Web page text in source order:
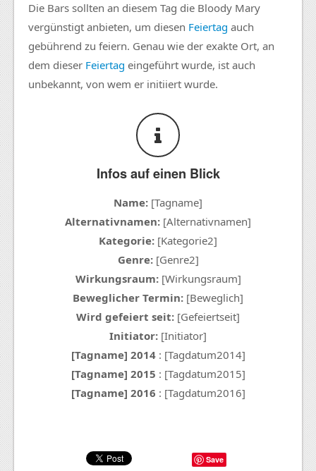
Die Bars sollten an diesem Tag die Bloody Mary
vergünstigt anbieten, um diesen Feiertag auch
gebührend zu feiern. Genau wie der exakte Ort, an
dem dieser Feiertag eingeführt wurde, ist auch
unbekannt, von wem er initiiert wurde.
Infos auf einen Blick
Name: [Tagname]
Alternativnamen: [Alternativnamen]
Kategorie: [Kategorie2]
Genre:[Genre2]
Wirkungsraum:[Wirkungsraum]
Beweglicher Termin: [Beweglich]
Wird gefeiert seit: [Gefeiertseit]
Initiator: [Initiator]
[Tagname] 2014 : [Tagdatum2014]
[Tagname] 2015 : [Tagdatum2015]
[Tagname] 2016 : [Tagdatum2016]
Save